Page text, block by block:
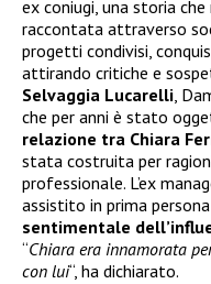
ex coniugi, una storia
raccontata attraverso
progetti condivisi,
attirando critiche e
Selvaggia Lucarelli,
che per anni è stato
relazione tra Chiara
stata costruita per
professionale. L’ex
assistito in prima
sentimentale
“Chiara era innamorata
con lui“, ha dichiarato.